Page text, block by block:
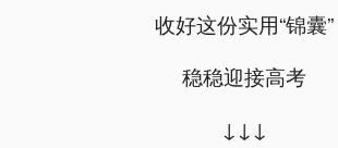
收好这份实用“锦囊”
稳稳迎接高考
↓↓↓